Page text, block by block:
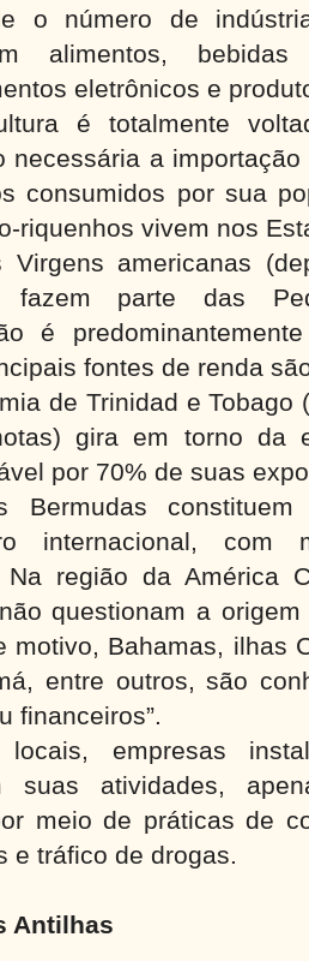
o número de
alimentos, bebidas
eletrônicos e
é totalmente
necessária a
consumidos por sua
riquenhos vivem nos
Virgens americanas
fazem parte das
é
fontes de renda
de Trinidad e Tobago
gira em torno da
por 70% de suas
Bermudas
internacional, com
Na região da América
questionam a
motivo, Bahamas, ilhas
entre outros, são
financeiros”.
locais, empresas
suas atividades,
meio de práticas de
e tráfico de drogas.
Antilhas